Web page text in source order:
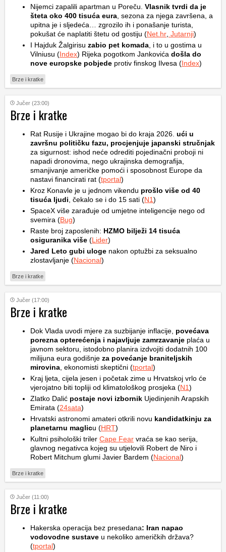
Nijemci zapalili apartman u Poreču. Vlasnik tvrdi da je
šteta oko 400 tisuća eura , sezona za njega završena, a
upitna je i sljedeća… zgrozilo ih i ponašanje turista,
pokušat će naplatiti štetu od gostiju (Net.hr Jutarnji)
I Hajduk Žalgirisu zabio pet komada , i to u gostima u
Vilniusu (Index) Rijeka pogotkom Jankovića došla do
nove europske pobjede protiv finskog Ilvesa (Index)
Brze i kratke
Jučer (23:00)
Brze i kratke
Rat Rusije i Ukrajine mogao bi do kraja 2026. ući u
završnu političku fazu, procjenjuje japanski stručnjak
za sigurnost: ishod neće odrediti pojedinačni proboji ni
napadi dronovima, nego ukrajinska demografija,
smanjivanje američke pomoći i sposobnost Europe da
nastavi financirati rat (tportal)
Kroz Konavle je u jednom vikendu prošlo više od 40
tisuća ljudi , čekalo se i do 15 sati (N1)
SpaceX više zarađuje od umjetne inteligencije nego od
svemira (Bug)
Raste broj zaposlenih: HZMO bilježi 14 tisuća
osiguranika više (Lider)
Jared Leto gubi uloge nakon optužbi za seksualno
zlostavljanje (Nacional)
Brze i kratke
Jučer (17:00)
Brze i kratke
Dok Vlada uvodi mjere za suzbijanje inflacije, povećava
porezna opterećenja i najavljuje zamrzavanje plaća u
javnom sektoru, istodobno planira izdvojiti dodatnih 100
milijuna eura godišnje za povećanje braniteljskih
mirovina , ekonomisti skeptični (tportal)
Kraj ljeta, cijela jesen i početak zime u Hrvatskoj vrlo će
vjerojatno biti topliji od klimatološkog prosjeka (N1)
Zlatko Dalić postaje novi izbornik Ujedinjenih Arapskih
Emirata (24sata)
Hrvatski astronomi amateri otkrili novu kandidatkinju za
planetarnu maglicu (HRT)
Kultni psihološki triler Cape Fear vraća se kao serija,
glavnog negativca kojeg su utjelovili Robert de Niro i
Robert Mitchum glumi Javier Bardem (Nacional)
Brze i kratke
Jučer (11:00)
Brze i kratke
Hakerska operacija bez presedana: Iran napao
vodovodne sustave u nekoliko američkih država?
(tportal)